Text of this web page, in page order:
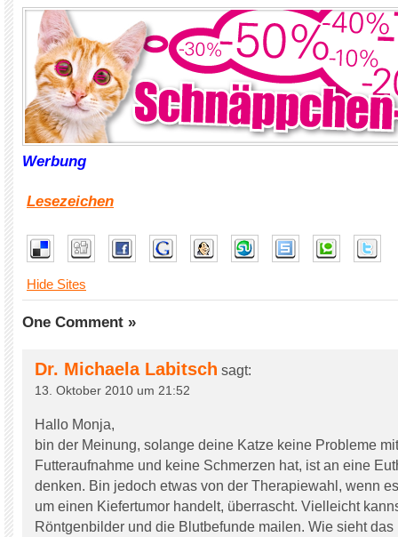
Werbung
Lesezeichen
Hide Sites
One Comment »
Dr. Michaela Labitsch sagt:
13. Oktober 2010 um 21:52
Hallo Monja,
bin der Meinung, solange deine Katze keine Probleme
Futteraufnahme und keine Schmerzen hat, ist an eine
denken. Bin jedoch etwas von der Therapiewahl, wenn
um einen Kiefertumor handelt, überrascht. Vielleicht
Röntgenbilder und die Blutbefunde mailen. Wie sieht